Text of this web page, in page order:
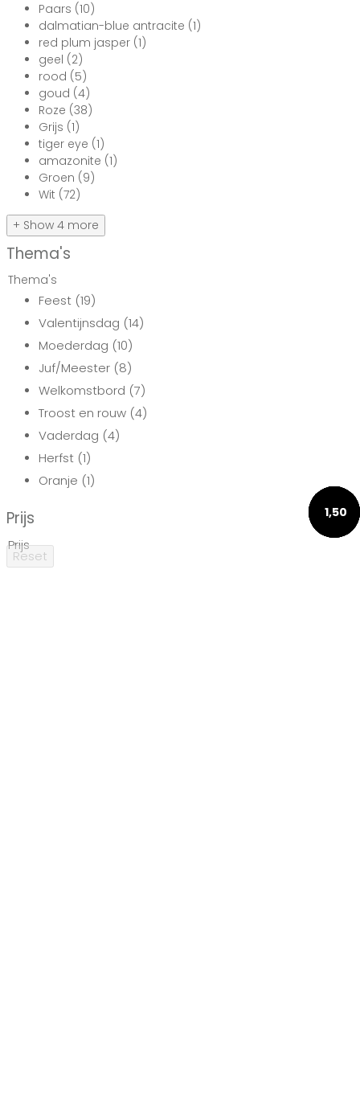
1,50
1,50
1,50
1,50
1,50
Paars (10)
dalmatian-blue antracite (1)
red plum jasper (1)
geel (2)
rood (5)
goud (4)
Roze (38)
Grijs (1)
tiger eye (1)
amazonite (1)
Groen (9)
Wit (72)
+ Show 4 more
Thema's
Thema's
Feest (19)
Valentijnsdag (14)
Moederdag (10)
Juf/Meester (8)
Welkomstbord (7)
Troost en rouw (4)
Vaderdag (4)
Herfst (1)
Oranje (1)
Prijs
Prijs
Reset